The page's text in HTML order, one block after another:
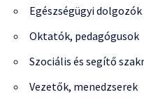
Egészségügyi
Oktatók, pedagógusok
Szociális és segítő
Vezetők, menedzserek